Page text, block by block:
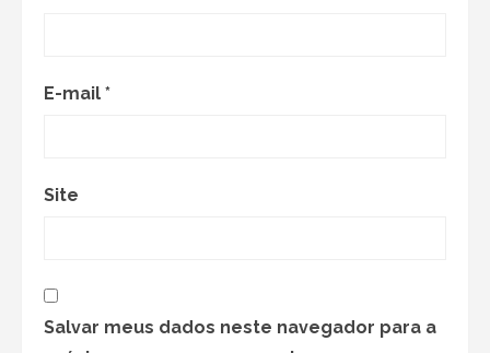
E-mail *
Site
Salvar meus dados neste navegador para a